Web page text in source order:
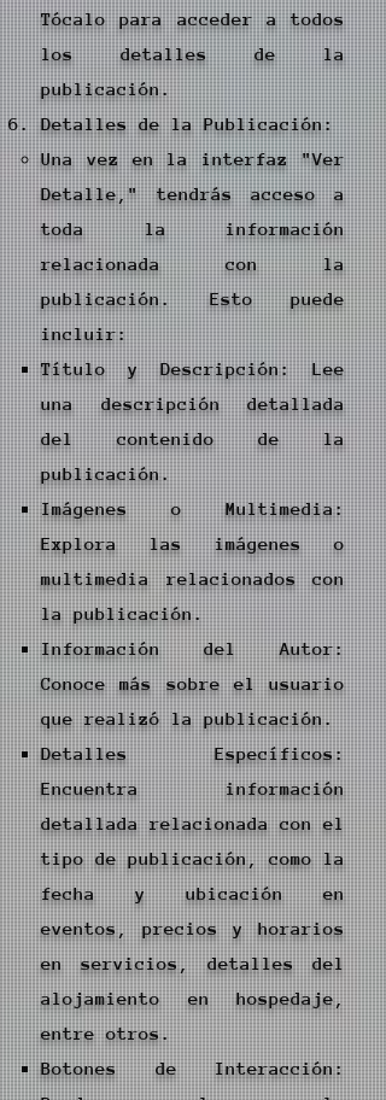
Tócalo para acceder a todos
los detalles de la
publicación.
Detalles de la Publicación:
Una vez en la interfaz "Ver
Detalle," tendrás acceso a
toda la información
relacionada con la
publicación. Esto puede
incluir:
Título y Descripción: Lee
una descripción detallada
del contenido de la
publicación.
Imágenes o Multimedia:
Explora las imágenes o
multimedia relacionados con
la publicación.
Información del Autor:
Conoce más sobre el usuario
que realizó la publicación.
Detalles Específicos:
Encuentra información
detallada relacionada con el
tipo de publicación, como la
fecha y ubicación en
eventos, precios y horarios
en servicios, detalles del
alojamiento en hospedaje,
entre otros.
Botones de Interacción: